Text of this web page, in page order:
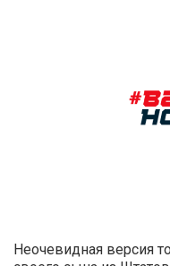
Неочевидная версия